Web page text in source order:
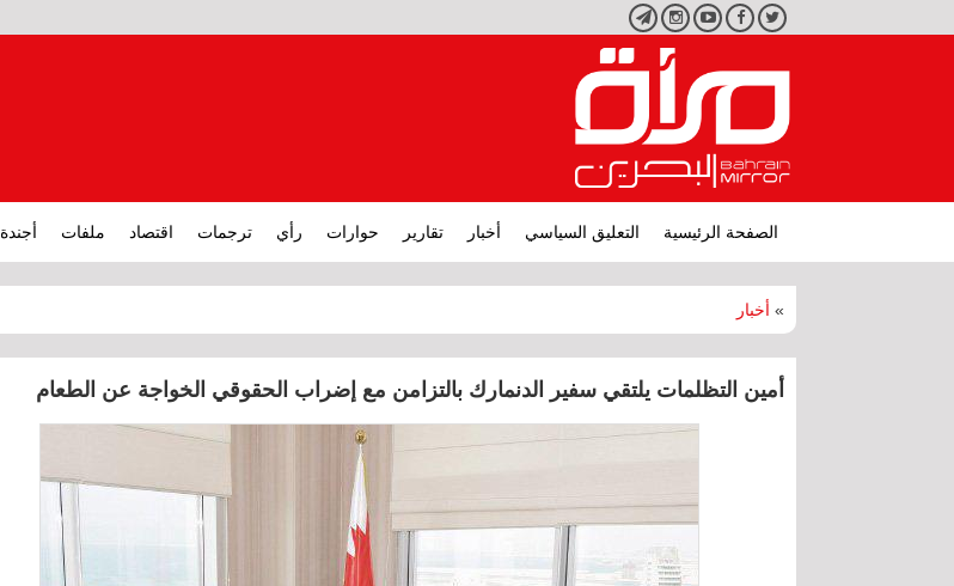
تويتر فيسبوكيوتيوبانستجرامتليجرام
الصفحة الرئيسية التعليق السياسي أخبار تقارير حوارات رأي ترجمات اقتصاد ملفات أجندة
» أخبار
أمين التظلمات يلتقي سفير الدنمارك بالتزامن مع إضراب الحقوقي الخواجة عن الطعام